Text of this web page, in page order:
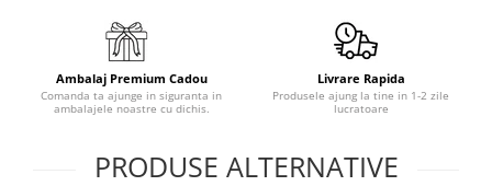
Ambalaj Premium Cadou
Comanda ta ajunge in siguranta in
ambalajele noastre cu dichis.
Livrare Rapida
Produsele ajung la tine in 1-2 zile
lucratoare
PRODUSE ALTERNATIVE